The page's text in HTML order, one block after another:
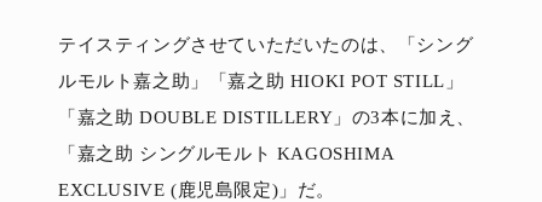
テイスティングさせていただいたのは、「シング
ルモルト嘉之助」「嘉之助 HIOKI POT STILL」
「嘉之助 DOUBLE DISTILLERY」の3本に加え、
「嘉之助 シングルモルト KAGOSHIMA
EXCLUSIVE (鹿児島限定)」だ。